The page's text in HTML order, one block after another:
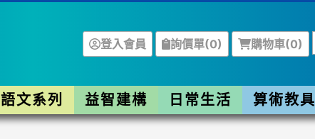
登入會員 詢價單(0) 購物車(0)
語文系列 益智建構 日常生活 算術教具